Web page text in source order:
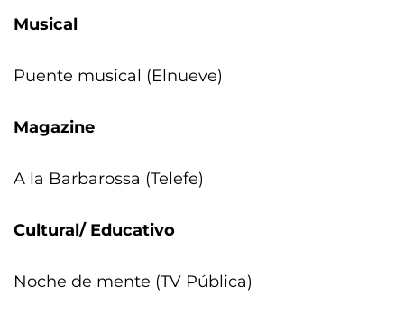
Musical
Puente musical (Elnueve)
Magazine
A la Barbarossa (Telefe)
Cultural/ Educativo
Noche de mente (TV Pública)